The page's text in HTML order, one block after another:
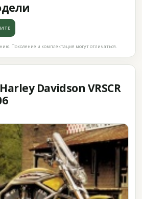
Поколение и комплектация могут отличаться.
Davidson VRSCR